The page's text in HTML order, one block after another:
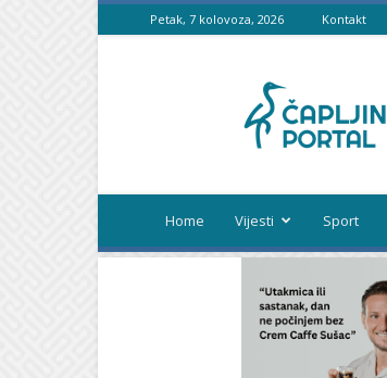
Petak, 7 kolovoza, 2026 Kontakt
portal
Home Vijesti Sport